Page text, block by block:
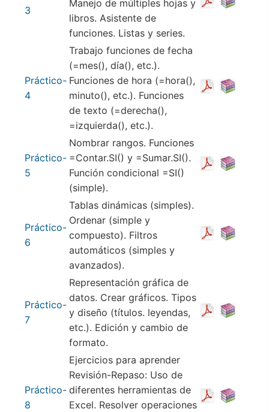
3
Manejo de múltiples hojas y
libros. Asistente de
funciones. Listas y series.
Práctico-
4
Trabajo funciones de fecha
(=mes(), día(), etc.).
Funciones de hora (=hora(),
minuto(), etc.). Funciones
de texto (=derecha(),
=izquierda(), etc.).
Práctico-
5
Nombrar rangos. Funciones
=Contar.SI() y =Sumar.SI().
Función condicional =SI()
(simple).
Práctico-
6
Tablas dinámicas (simples).
Ordenar (simple y
compuesto). Filtros
automáticos (simples y
avanzados).
Práctico-
7
Representación gráfica de
datos. Crear gráficos. Tipos
y diseño (títulos. leyendas,
etc.). Edición y cambio de
formato.
Práctico-
8
Ejercicios para aprender
Revisión-Repaso: Uso de
diferentes herramientas de
Excel. Resolver operaciones